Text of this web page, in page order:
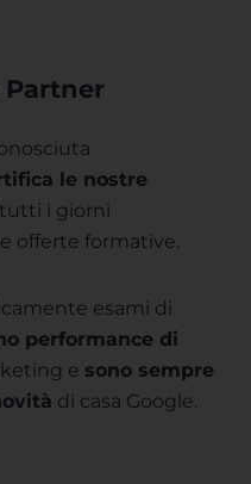
Partner
le nostre
i giorni
offerte formative.
esami di
performance di
e sono sempre
di casa Google.